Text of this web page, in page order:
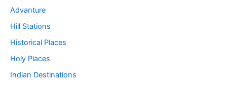
Advanture
Hill Stations
Historical Places
Holy Places
Indian Destinations